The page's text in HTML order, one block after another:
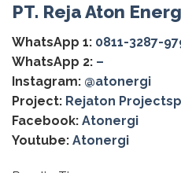
PT. Reja Aton
WhatsApp 1: 0811-3287-
WhatsApp 2: –
Instagram: @‌atonergi
Project: Rejaton
Facebook: Atonergi
Youtube: Atonergi